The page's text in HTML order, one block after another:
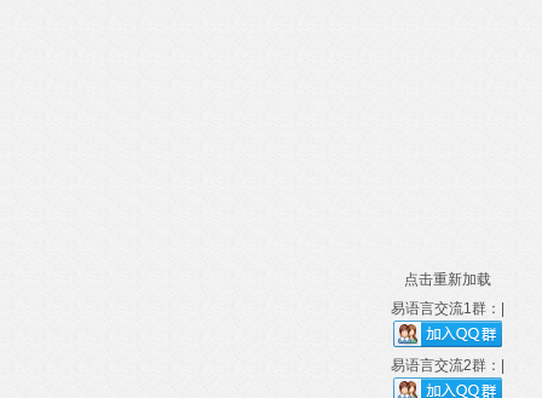
点击重新加载
易语言交流1群：|
易语言交流2群：|